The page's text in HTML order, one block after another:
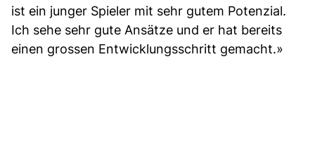
ist ein junger Spieler mit sehr gutem Potenzial.
Ich sehe sehr gute Ansätze und er hat bereits
einen grossen Entwicklungsschritt gemacht.»